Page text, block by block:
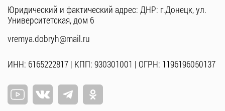
Юридический и фактический адрес: ДНР: г.Донецк, ул.
Университетская, дом 6
vremya.dobryh@mail.ru
ИНН: 6165222817 | КПП: 930301001 | ОГРН: 1196196050137